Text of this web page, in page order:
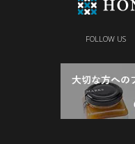
FOLLOW US